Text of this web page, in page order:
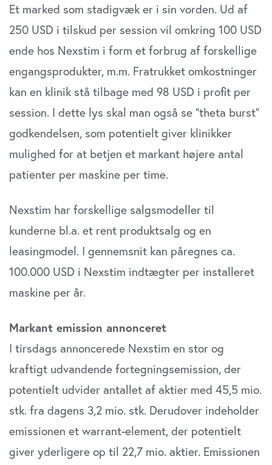
Et marked som stadigvæk er i sin vorden. Ud af
250 USD i tilskud per session vil omkring 100 USD
ende hos Nexstim i form et forbrug af forskellige
engangsprodukter, m.m. Fratrukket omkostninger
kan en klinik stå tilbage med 98 USD i profit per
session. I dette lys skal man også se ”theta burst”
godkendelsen, som potentielt giver klinikker
mulighed for at betjen et markant højere antal
patienter per maskine per time.
Nexstim har forskellige salgsmodeller til
kunderne bl.a. et rent produktsalg og en
leasingmodel. I gennemsnit kan påregnes ca.
100.000 USD i Nexstim indtægter per installeret
maskine per år.
Markant emission annonceret
I tirsdags annoncerede Nexstim en stor og
kraftigt udvandende fortegningsemission, der
potentielt udvider antallet af aktier med 45,5 mio.
stk. fra dagens 3,2 mio. stk. Derudover indeholder
emissionen et warrant-element, der potentielt
giver yderligere op til 22,7 mio. aktier. Emissionen